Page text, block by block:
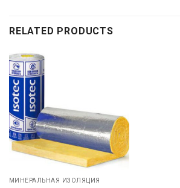
RELATED PRODUCTS
МИНЕРАЛЬНАЯ ИЗОЛЯЦИЯ